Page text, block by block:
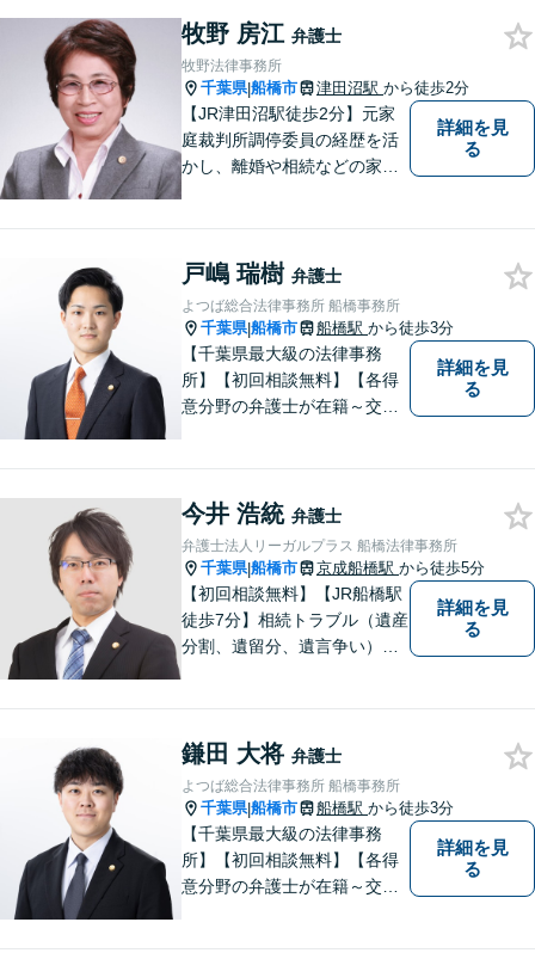
牧野 房江 弁護士
牧野法律事務所
千葉県|船橋市 津田沼駅 から徒歩2分
【JR津田沼駅徒歩2分】元家
庭裁判所調停委員の経歴を活
かし、離婚や相続などの家事
詳細を見
る
戸嶋 瑞樹 弁護士
よつば総合法律事務所 船橋事務所
千葉県|船橋市 船橋駅 から徒歩3分
【千葉県最大級の法律事務
所】【初回相談無料】【各得
意分野の弁護士が在籍～交通
詳細を見
る
今井 浩統 弁護士
弁護士法人リーガルプラス 船橋法律事務所
千葉県|船橋市 京成船橋駅 から徒歩5分
【初回相談無料】【JR船橋駅
徒歩7分】相続トラブル（遺産
分割、遺留分、遺言争い）、
詳細を見
る
鎌田 大将 弁護士
よつば総合法律事務所 船橋事務所
千葉県|船橋市 船橋駅 から徒歩3分
【千葉県最大級の法律事務
所】【初回相談無料】【各得
意分野の弁護士が在籍～交通
詳細を見
る